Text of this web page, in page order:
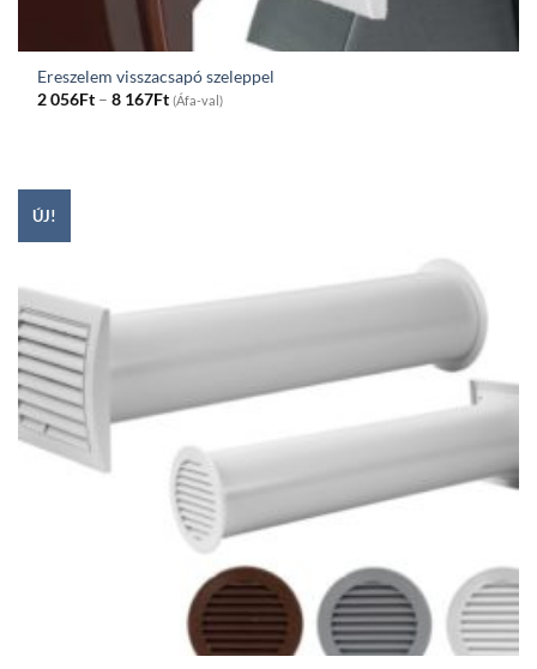
Ereszelem visszacsapó szeleppel
2 056Ft – 8 167FtPrice
range:
(Áfa-val)
ÚJ!